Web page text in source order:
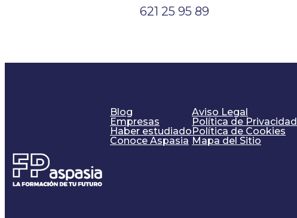
621 25 95 89
Blog
Empresas
Haber estudiado
Conoce Aspasia
Aviso Legal
Política de Privacidad
Política de Cookies
Mapa del Sitio